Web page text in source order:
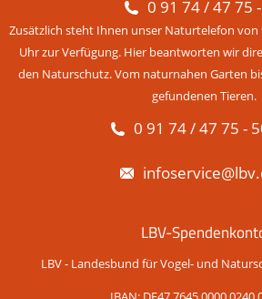
0 91 74 / 47 75
Zusätzlich steht Ihnen unser Naturtelefon von
Uhr zur Verfügung. Hier beantworten wir
den Naturschutz. Vom naturnahen Garten
gefundenen Tieren.
0 91 74 / 47 75 -
LBV-
LBV - Landesbund für Vogel- und